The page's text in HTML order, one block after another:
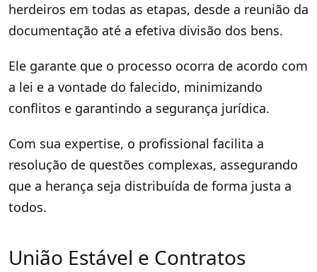
herdeiros em todas as etapas, desde a reunião da
documentação até a efetiva divisão dos bens.
Ele garante que o processo ocorra de acordo com
a lei e a vontade do falecido, minimizando
conflitos e garantindo a segurança jurídica.
Com sua expertise, o profissional facilita a
resolução de questões complexas, assegurando
que a herança seja distribuída de forma justa a
todos.
União Estável e Contratos